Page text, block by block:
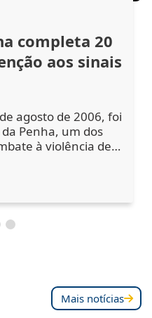
completa 20
aos sinais
agosto de 2006, foi
Penha, um dos
à violência de
ampliou os
acolhimento das
mas
sociedade e das
de se atentar
e desembargad
Mais notícias